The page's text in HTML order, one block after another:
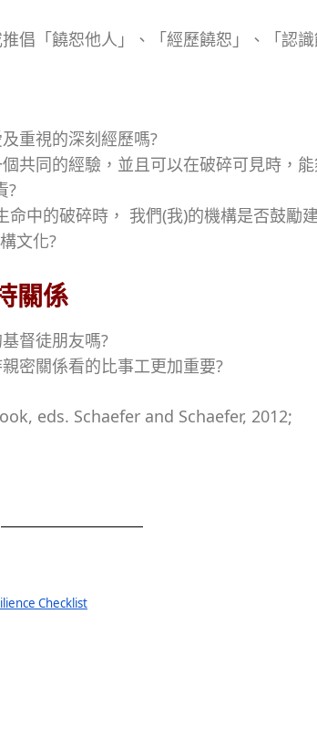
倡「饒恕他人」、「經歷饒恕」、「認
重視的深刻經歷嗎?
共同的經驗，並且可以在破碎可見時，
?
中的破碎時， 我們(我)的機構是否鼓勵
文化?
關係
督徒朋友嗎?
密關係看的比事工更加重要?
eds. Schaefer and Schaefer, 2012;
Checklist